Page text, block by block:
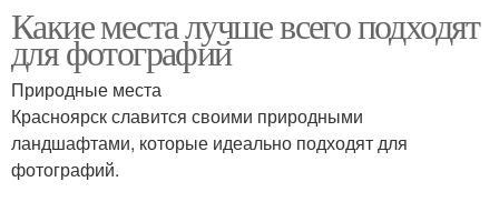
Какие места лучше всего подходят
для фотографий
Природные места
Красноярск славится своими природными
ландшафтами, которые идеально подходят для
фотографий.